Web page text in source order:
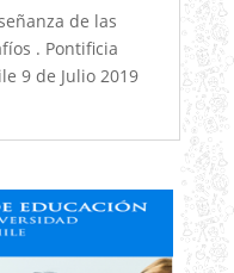
de las
. Pontificia
9 de Julio 2019